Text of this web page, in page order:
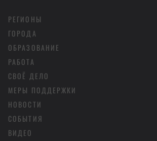
РЕГИОНЫ
ГОРОДА
ОБРАЗОВАНИЕ
РАБОТА
СВОЁ ДЕЛО
МЕРЫ ПОДДЕРЖКИ
НОВОСТИ
СОБЫТИЯ
ВИДЕО